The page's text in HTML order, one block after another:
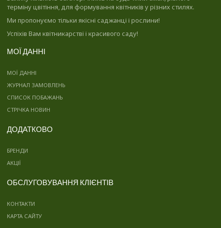
терміну цвітіння, для формування квітників у різних стилях.
Ми пропонуємо тільки якісні саджанці і рослини!
Успіхів Вам квітникарстві і красивого саду!
МОЇ ДАННІ
МОЇ ДАННІ
ЖУРНАЛ ЗАМОВЛЕНЬ
СПИСОК ПОБАЖАНЬ
СТРІЧКА НОВИН
ДОДАТКОВО
БРЕНДИ
АКЦІЇ
ОБСЛУГОВУВАННЯ КЛІЄНТІВ
КОНТАКТИ
КАРТА САЙТУ